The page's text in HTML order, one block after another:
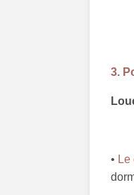
3.
• Le